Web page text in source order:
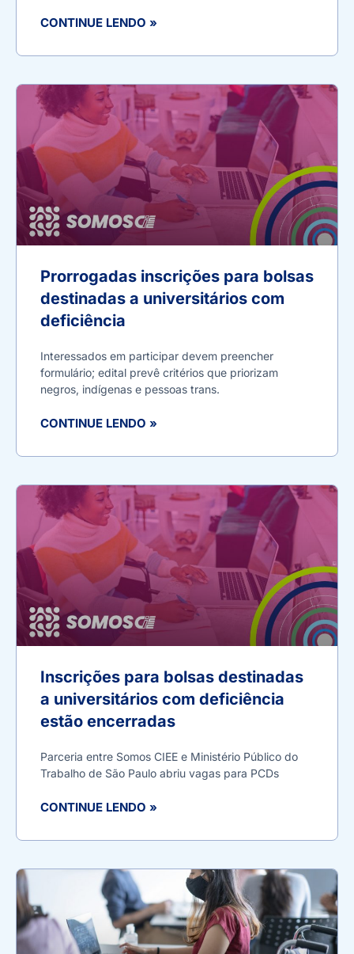
CONTINUE LENDO »
Prorrogadas inscrições para bolsas
destinadas a universitários com
deficiência
Interessados em participar devem preencher
formulário; edital prevê critérios que priorizam
negros, indígenas e pessoas trans.
CONTINUE LENDO »
Inscrições para bolsas destinadas
a universitários com deficiência
estão encerradas
Parceria entre Somos CIEE e Ministério Público do
Trabalho de São Paulo abriu vagas para PCDs
CONTINUE LENDO »